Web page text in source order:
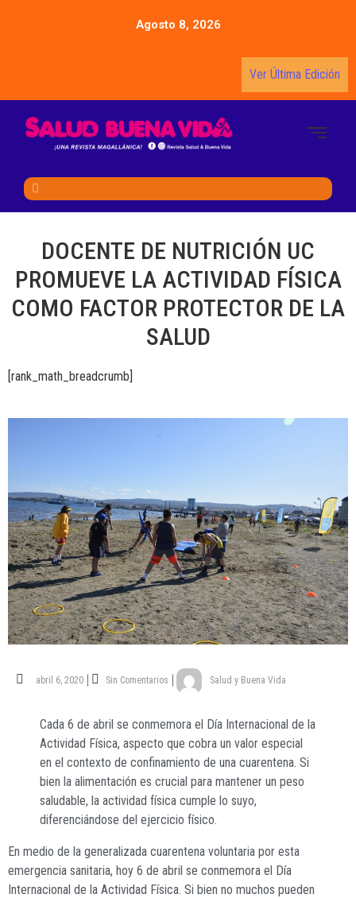
Agosto 8, 2026
Ver Última Edición
DOCENTE DE NUTRICIÓN UC
PROMUEVE LA ACTIVIDAD FÍSICA
COMO FACTOR PROTECTOR DE LA
SALUD
[rank_math_breadcrumb]
abril 6, 2020 Sin Comentarios Salud y Buena Vida
Cada 6 de abril se conmemora el Día Internacional de la
Actividad Física, aspecto que cobra un valor especial
en el contexto de confinamiento de una cuarentena. Si
bien la alimentación es crucial para mantener un peso
saludable, la actividad física cumple lo suyo,
diferenciándose del ejercicio físico.
En medio de la generalizada cuarentena voluntaria por esta
emergencia sanitaria, hoy 6 de abril se conmemora el Día
Internacional de la Actividad Física. Si bien no muchos pueden